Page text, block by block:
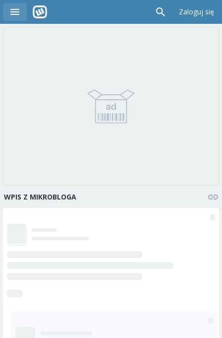
Zaloguj się
WPIS Z MIKROBLOGA